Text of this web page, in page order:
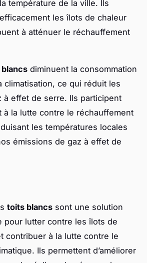
température de la ville. Ils
les îlots de chaleur
à atténuer le réchauffement
diminuent la consommation
climatisation, ce qui réduit les
à effet de serre. Ils participent
à la lutte contre le réchauffement
les températures locales
émissions de gaz à effet de
toits blancs sont une solution
pour lutter contre les îlots de
contribuer à la lutte contre le
Ils permettent d’améliorer